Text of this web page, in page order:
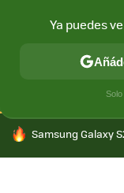
CONECTIVIDAD
HOY SE HABLA DE
Samsung Galaxy
Ya puedes